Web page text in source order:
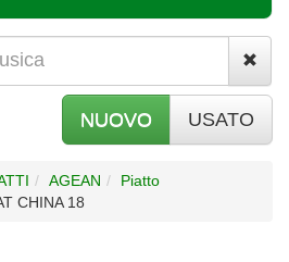
NUOVO USATO
AGEAN
Piatto
CHINA 18